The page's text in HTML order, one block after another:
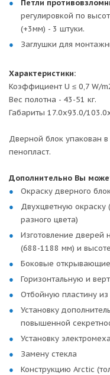
Петли
регулировкой по
(+3мм) - 3 штуки.
Заглушки для
Характеристики:
Коэффициент U ≤ 0,7 W/
Вес полотна - 43-51 кг.
Габариты 17.0x93.0/
Дверной блок упакован
пенопласт.
Дополнительно Вы
Окраску дверного
Двухцветную окраску
разного цвета)
Изготовление дверей
(688-1188 мм) и
Боковые
Горизонтальную и
Отбойную пластину
Установку
повышенной
Установку
Замену стекла
Конструкцию Arctic